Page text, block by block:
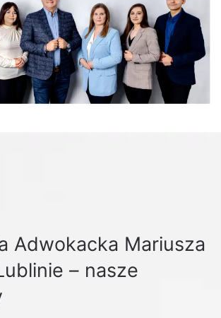
Adwokacka Mariusza
– nasze